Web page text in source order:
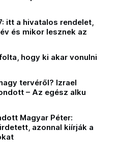
itt a hivatalos rendelet,
és mikor lesznek az
hogy ki akar vonulni
tervéről? Izrael
– Az egész alku
Magyar Péter:
azonnal kiírják a